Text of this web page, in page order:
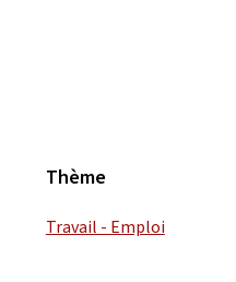
Thème
Travail - Emploi